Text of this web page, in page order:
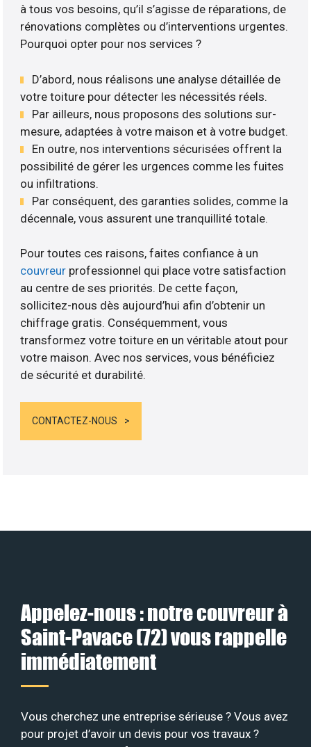
à tous vos besoins, qu’il s’agisse de réparations, de
rénovations complètes ou d’interventions urgentes.
Pourquoi opter pour nos services ?
D’abord, nous réalisons une analyse détaillée de
votre toiture pour détecter les nécessités réels.
Par ailleurs, nous proposons des solutions sur-
mesure, adaptées à votre maison et à votre budget.
En outre, nos interventions sécurisées offrent la
possibilité de gérer les urgences comme les fuites
ou infiltrations.
Par conséquent, des garanties solides, comme la
décennale, vous assurent une tranquillité totale.
Pour toutes ces raisons, faites confiance à un
couvreur professionnel qui place votre satisfaction
au centre de ses priorités. De cette façon,
sollicitez-nous dès aujourd’hui afin d’obtenir un
chiffrage gratis. Conséquemment, vous
transformez votre toiture en un véritable atout pour
votre maison. Avec nos services, vous bénéficiez
de sécurité et durabilité.
CONTACTEZ-NOUS
Appelez-nous : notre couvreur à
Saint-Pavace (72) vous rappelle
immédiatement
Vous cherchez une entreprise sérieuse ? Vous avez
pour projet d’avoir un devis pour vos travaux ?